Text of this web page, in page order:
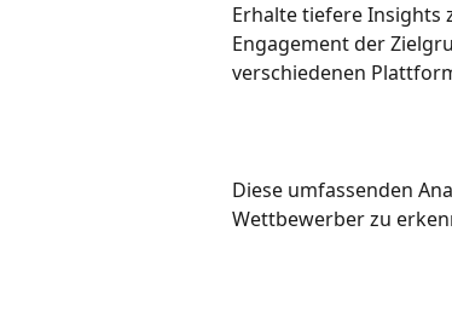
Erhalte tiefere Insights
Engagement der
verschiedenen
Diese umfassenden
Wettbewerber zu